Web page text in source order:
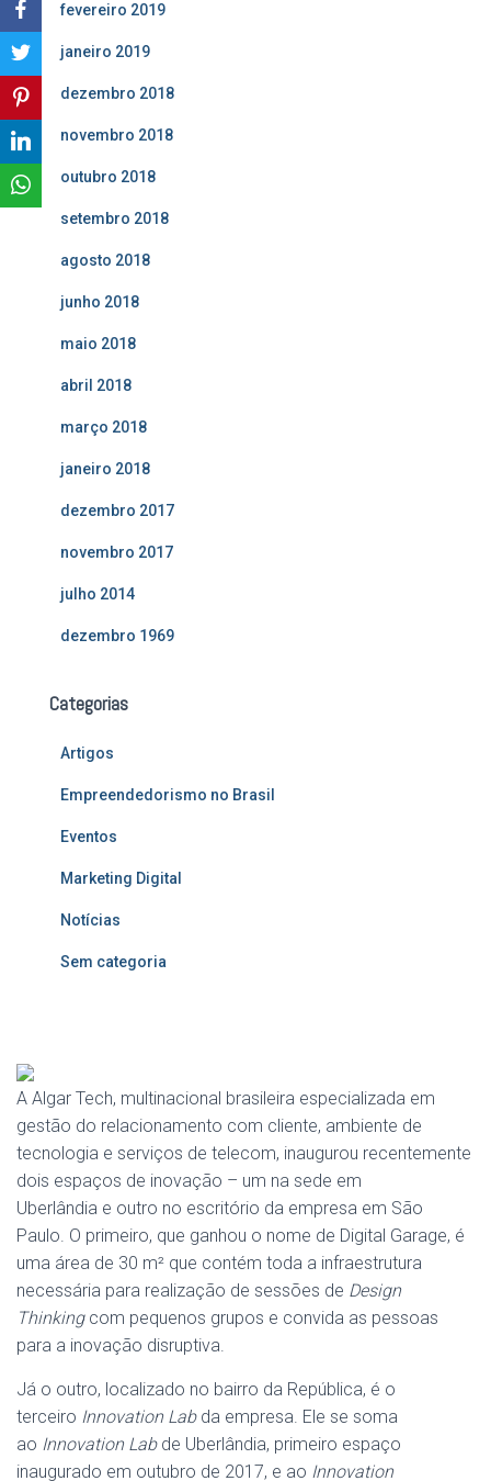
fevereiro 2019
janeiro 2019
dezembro 2018
novembro 2018
outubro 2018
setembro 2018
agosto 2018
junho 2018
maio 2018
abril 2018
março 2018
janeiro 2018
dezembro 2017
novembro 2017
julho 2014
dezembro 1969
Categorias
Artigos
Empreendedorismo no Brasil
Eventos
Marketing Digital
Notícias
Sem categoria
A Algar Tech, multinacional brasileira especializada em
gestão do relacionamento com cliente, ambiente de
tecnologia e serviços de telecom, inaugurou recentemente
dois espaços de inovação – um na sede em
Uberlândia e outro no escritório da empresa em São
Paulo. O primeiro, que ganhou o nome de Digital Garage, é
uma área de 30 m² que contém toda a infraestrutura
necessária para realização de sessões de Design
Thinkingcom pequenos grupos e convida as pessoas
para a inovação disruptiva.
Já o outro, localizado no bairro da República, é o
terceiro Innovation Labda empresa. Ele se soma
ao Innovation Labde Uberlândia, primeiro espaço
inaugurado em outubro de 2017, e ao Innovation